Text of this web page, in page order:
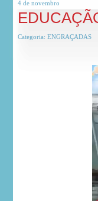
4 de novembro
Categoria: ENGRAÇADAS